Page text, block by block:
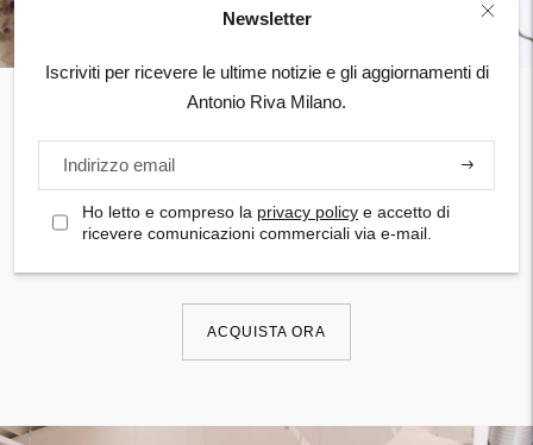
Newsletter
Iscriviti per ricevere le ultime notizie e gli aggiornamenti di
Antonio Riva Milano.
Iscriviti
Ho letto e compreso la privacy policy e accetto di
ricevere comunicazioni commerciali via e-mail.
Eleganza senza tempo
Scopri gli abiti da cerimonia pensati per accompagnare
i momenti più significativi, trasformandoli in ricordi
ACQUISTA ORA